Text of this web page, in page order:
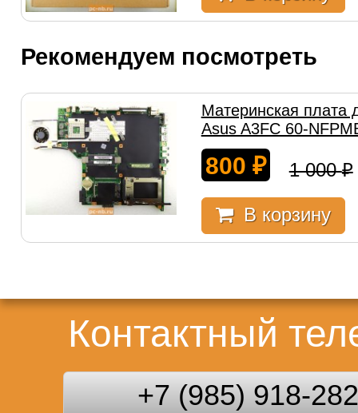
Рекомендуем посмотреть
Материнская плата
Asus A3FC 60-
800 ₽ 1 000₽
В корзину
Контактный
+7 (985) 918-